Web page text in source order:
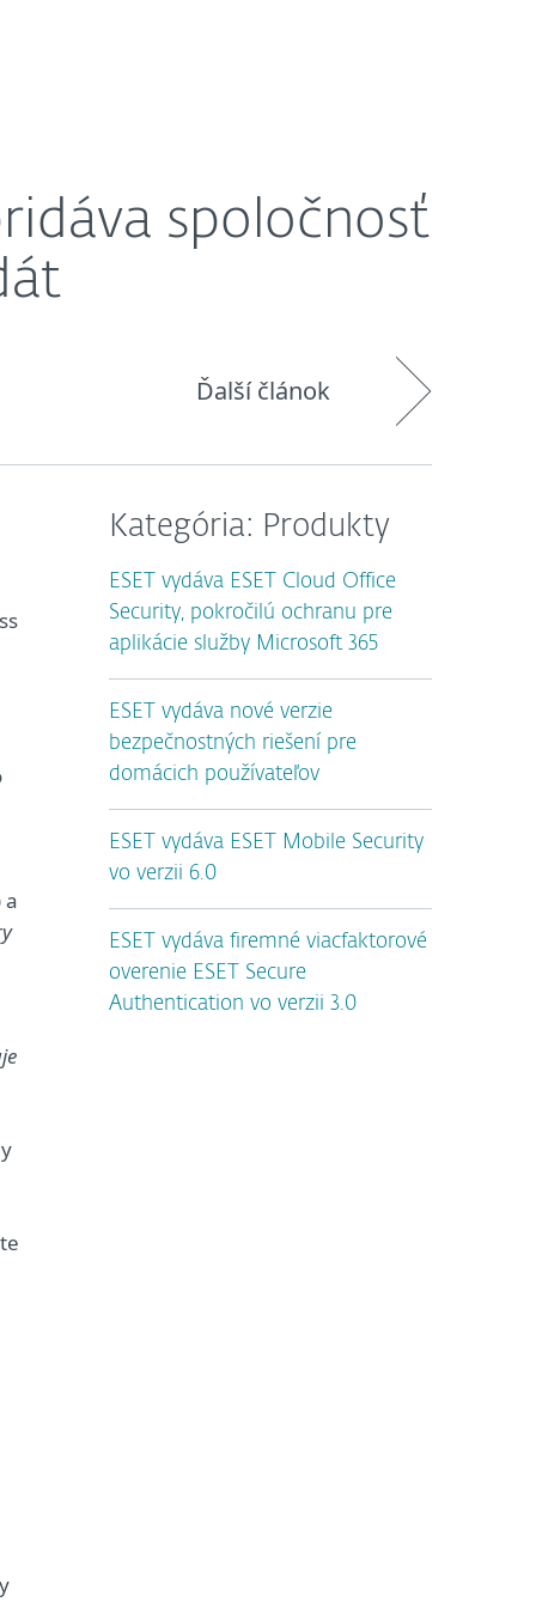
spoločnosť
Ďalší článok
a
Kategória: Produkty
ESET vydáva ESET Cloud Office
Security, pokročilú ochranu pre
aplikácie služby Microsoft 365
ESET vydáva nové verzie
bezpečnostných riešení pre
domácich používateľov
ESET vydáva ESET Mobile Security
vo verzii 6.0
ESET vydáva firemné viacfaktorové
overenie ESET Secure
Authentication vo verzii 3.0